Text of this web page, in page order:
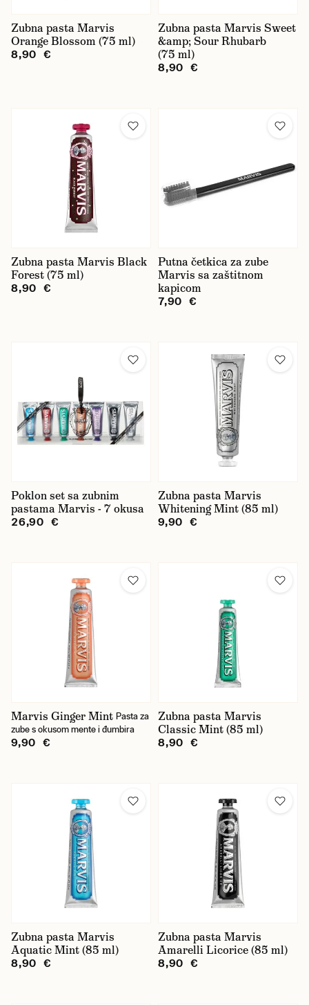
Zubna pasta Marvis
Orange Blossom (75 ml)
8,90 €
Zubna pasta Marvis Sweet
&amp; Sour Rhubarb
(75 ml)
8,90 €
Zubna pasta Marvis Black
Forest (75 ml)
8,90 €
Putna četkica za zube
Marvis sa zaštitnom
kapicom
7,90 €
Poklon set sa zubnim
pastama Marvis - 7 okusa
26,90 €
Zubna pasta Marvis
Whitening Mint (85 ml)
9,90 €
Marvis Ginger Mint Pasta za
zube s okusom mente i đumbira
9,90 €
Zubna pasta Marvis
Classic Mint (85 ml)
8,90 €
Zubna pasta Marvis
Aquatic Mint (85 ml)
8,90 €
Zubna pasta Marvis
Amarelli Licorice (85 ml)
8,90 €